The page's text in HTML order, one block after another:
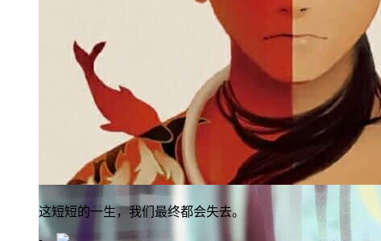
这短短的一生，我们最终都会失去。